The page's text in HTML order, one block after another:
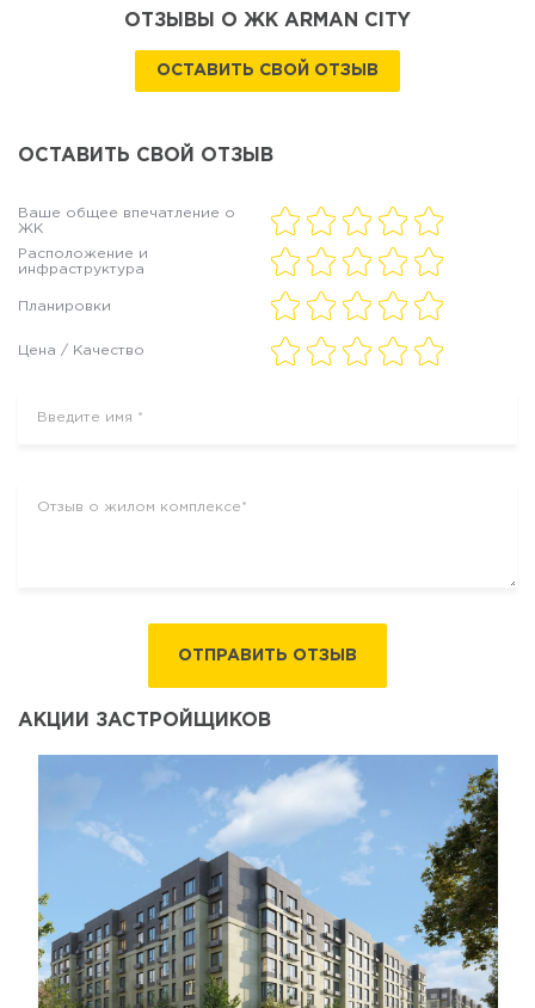
ОТЗЫВЫ О ЖК ARMAN CITY
ОСТАВИТЬ СВОЙ ОТЗЫВ
ОСТАВИТЬ СВОЙ ОТЗЫВ
Ваше общее впечатление о
ЖК
Расположение и
инфраструктура
Планировки
Цена / Качество
ОТПРАВИТЬ ОТЗЫВ
АКЦИИ ЗАСТРОЙЩИКОВ